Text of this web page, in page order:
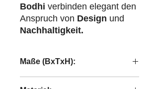
Bodhi verbinden elegant den
Anspruch von Design und
Nachhaltigkeit.
Maße (BxTxH):